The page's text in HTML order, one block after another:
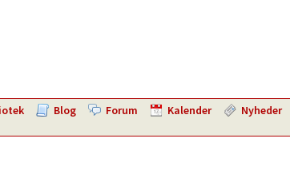
Blog Forum Kalender Nyheder